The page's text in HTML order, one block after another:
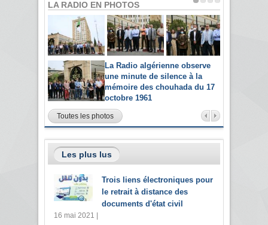
LA RADIO EN PHOTOS
La Radio algérienne observe
une minute de silence à la
mémoire des chouhada du 17
octobre 1961
Toutes les photos
Les plus lus
Trois liens électroniques pour
le retrait à distance des
documents d'état civil
16 mai 2021 |